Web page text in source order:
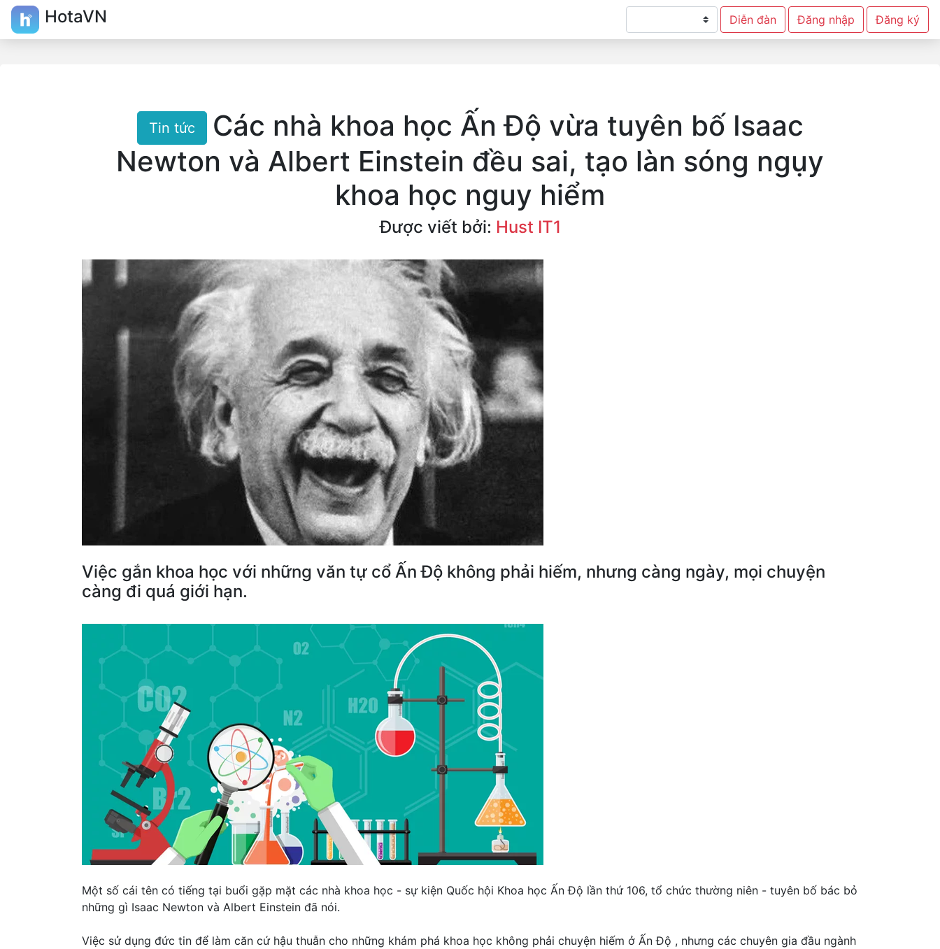
HotaVN Diễn đàn Đăng nhập Đăng ký
Tin tức
Các nhà khoa học Ấn Độ vừa tuyên bố Isaac
Newton và Albert Einstein đều sai, tạo làn sóng ngụy
khoa học nguy hiểm
Được viết bởi: Hust IT1
Việc gắn khoa học với những văn tự cổ Ấn Độ không phải hiếm, nhưng càng ngày, mọi chuyện
càng đi quá giới hạn.
Một số cái tên có tiếng tại buổi gặp mặt các nhà khoa học - sự kiện Quốc hội Khoa học Ấn Độ lần thứ 106, tổ chức thường niên - tuyên bố bác bỏ
những gì Isaac Newton và Albert Einstein đã nói.
Việc sử dụng đức tin để làm căn cứ hậu thuẫn cho những khám phá khoa học không phải chuyện hiếm ở Ấn Độ , nhưng các chuyên gia đầu ngành